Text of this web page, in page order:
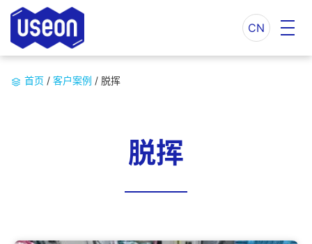
CN
首页 / 客户案例 / 脱挥
脱挥